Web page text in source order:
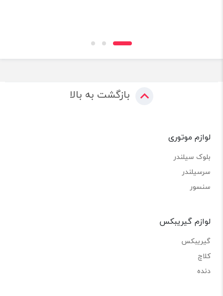
بازگشت به بالا
لوازم موتوری
بلوک سیلندر
سرسیلندر
سنسور
لوازم گیریبکس
گیریبکس
کلاچ
دنده